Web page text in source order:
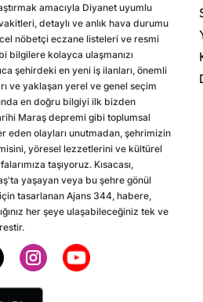
amacıyla Diyanet uyumlu
detaylı ve anlık hava durumu
nöbetçi eczane listeleri ve resmi
bilgilere kolayca ulaşmanızı
şehirdeki en yeni iş ilanları, önemli
ve yaklaşan yerel ve genel seçim
en doğru bilgiyi ilk bizden
Maraş depremi gibi toplumsal
eden olayları unutmadan, şehrimizin
yöresel lezzetlerini ve kültürel
taşıyoruz. Kısacası,
yaşayan veya bu şehre gönül
tasarlanan Ajans 344, habere,
her şeye ulaşabileceğiniz tek ve